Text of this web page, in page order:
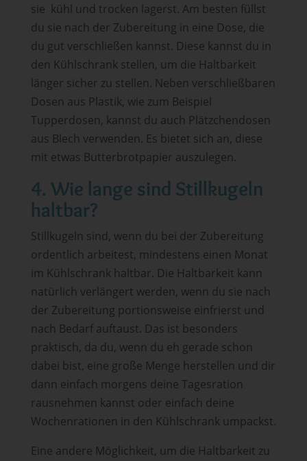
sie kühl und trocken lagerst. Am besten füllst
du sie nach der Zubereitung in eine Dose, die
du gut verschließen kannst. Diese kannst du in
den Kühlschrank stellen, um die Haltbarkeit
länger sicher zu stellen. Neben verschließbaren
Dosen aus Plastik, wie zum Beispiel
Tupperdosen, kannst du auch Plätzchendosen
aus Blech verwenden. Es bietet sich an, diese
mit etwas Butterbrotpapier auszulegen.
4. Wie lange sind Stillkugeln
haltbar?
Stillkugeln sind, wenn du bei der Zubereitung
ordentlich arbeitest, mindestens einen Monat
im Kühlschrank haltbar. Die Haltbarkeit kann
natürlich verlängert werden, wenn du sie nach
der Zubereitung portionsweise einfrierst und
nach Bedarf auftaust. Das ist besonders
praktisch, da du, wenn du eh gerade schon
dabei bist, eine große Menge herstellen und dir
dann einfach morgens deine Tagesration
rausnehmen kannst oder einfach deine
Wochenrationen in den Kühlschrank umpackst.
Eine andere Möglichkeit, um die Haltbarkeit zu